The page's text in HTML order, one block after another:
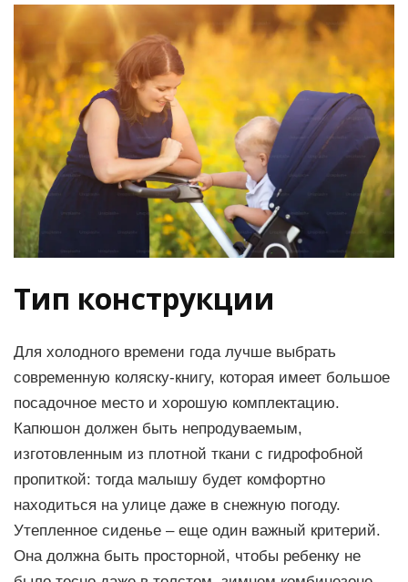
Тип конструкции
Для холодного времени года лучше выбрать
современную коляску-книгу, которая имеет большое
посадочное место и хорошую комплектацию.
Капюшон должен быть непродуваемым,
изготовленным из плотной ткани с гидрофобной
пропиткой: тогда малышу будет комфортно
находиться на улице даже в снежную погоду.
Утепленное сиденье – еще один важный критерий.
Она должна быть просторной, чтобы ребенку не